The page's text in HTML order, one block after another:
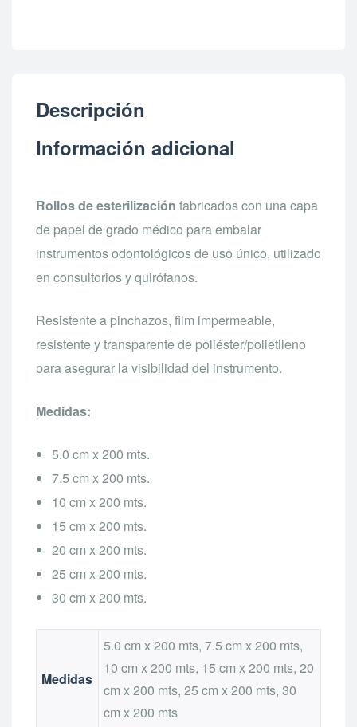
Descripción
Información adicional
Rollos de esterilización fabricados con una capa
de papel de grado médico para embalar
instrumentos odontológicos de uso único, utilizado
en consultorios y quirófanos.
Resistente a pinchazos, film impermeable,
resistente y transparente de poliéster/polietileno
para asegurar la visibilidad del instrumento.
Medidas:
5.0 cm x 200 mts.
7.5 cm x 200 mts.
10 cm x 200 mts.
15 cm x 200 mts.
20 cm x 200 mts.
25 cm x 200 mts.
30 cm x 200 mts.
Medidas
5.0 cm x 200 mts, 7.5 cm x 200 mts,
10 cm x 200 mts, 15 cm x 200 mts, 20
cm x 200 mts, 25 cm x 200 mts, 30
cm x 200 mts